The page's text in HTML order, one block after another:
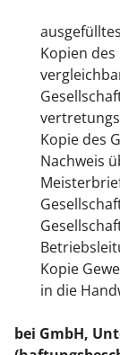
Kopien
Kopie des
Nachweis
Kopie
in die
bei GmbH,